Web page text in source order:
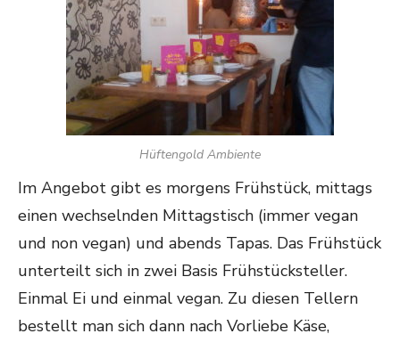
Hüftengold Ambiente
Im Angebot gibt es morgens Frühstück, mittags
einen wechselnden Mittagstisch (immer vegan
und non vegan) und abends Tapas. Das Frühstück
unterteilt sich in zwei Basis Frühstücksteller.
Einmal Ei und einmal vegan. Zu diesen Tellern
bestellt man sich dann nach Vorliebe Käse,